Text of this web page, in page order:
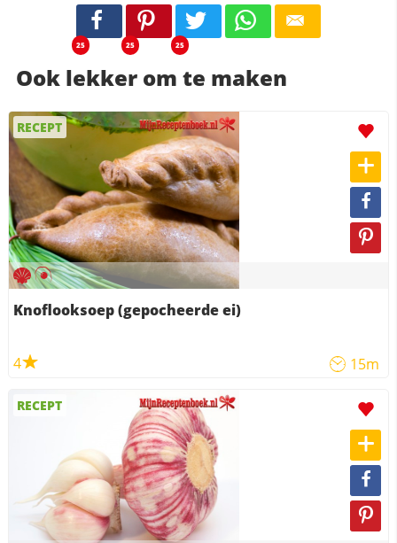
25 25 25
Ook lekker om te maken
RECEPT
Knoflooksoep (gepocheerde ei)
4 15m
RECEPT